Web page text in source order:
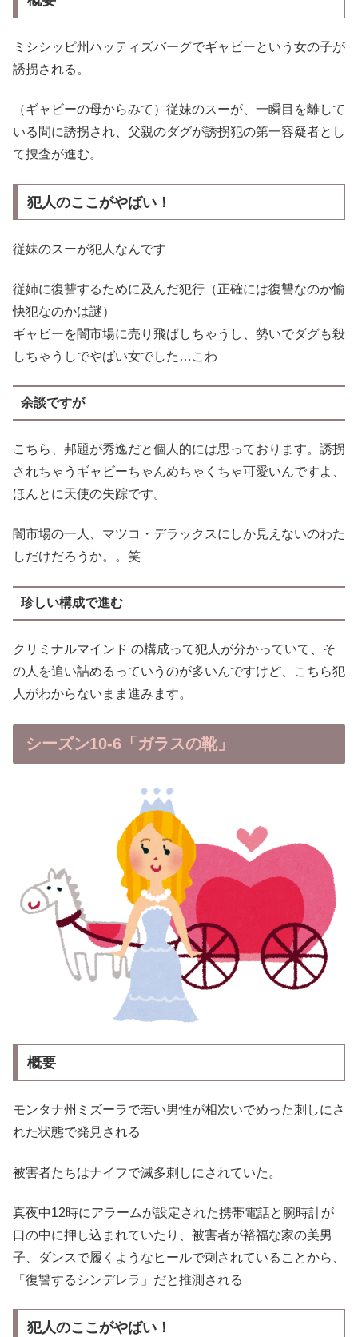
ミシシッピ州ハッティズバーグでギャビーという女の子が
誘拐される。
（ギャビーの母からみて）従妹のスーが、一瞬目を離して
いる間に誘拐され、父親のダグが誘拐犯の第一容疑者とし
て捜査が進む。
犯人のここがやばい！
従妹のスーが犯人なんです
従姉に復讐するために及んだ犯行（正確には復讐なのか愉
快犯なのかは謎）
ギャビーを闇市場に売り飛ばしちゃうし、勢いでダグも殺
しちゃうしでやばい女でした…こわ
余談ですが
こちら、邦題が秀逸だと個人的には思っております。誘拐
されちゃうギャビーちゃんめちゃくちゃ可愛いんですよ、
ほんとに天使の失踪です。
闇市場の一人、マツコ・デラックスにしか見えないのわた
しだけだろうか。。笑
珍しい構成で進む
クリミナルマインド の構成って犯人が分かっていて、そ
の人を追い詰めるっていうのが多いんですけど、こちら犯
人がわからないまま進みます。
シーズン10-6「ガラスの靴」
概要
モンタナ州ミズーラで若い男性が相次いでめった刺しにさ
れた状態で発見される
被害者たちはナイフで滅多刺しにされていた。
真夜中12時にアラームが設定された携帯電話と腕時計が
口の中に押し込まれていたり、被害者が裕福な家の美男
子、ダンスで履くようなヒールで刺されていることから、
「復讐するシンデレラ」だと推測される
犯人のここがやばい！